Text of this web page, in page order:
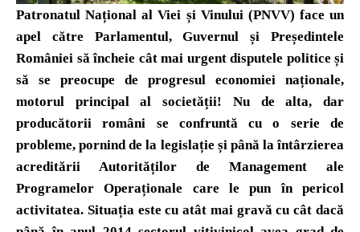
Patronatul Național al Viei și Vinului (PNVV) face un
apel către Parlamentul, Guvernul și Președintele
României să încheie cât mai urgent disputele politice și
să se preocupe de progresul economiei naționale,
motorul principal al societății! Nu de alta, dar
producătorii români se confruntă cu o serie de
probleme, pornind de la legislație și până la întârzierea
acreditării Autorităților de Management ale
Programelor Operaționale care le pun în pericol
activitatea. Situația este cu atât mai gravă cu cât dacă